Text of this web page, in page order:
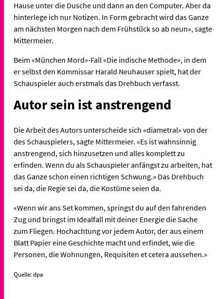
Hause unter die Dusche und dann an den Computer. Aber da
hinterlege ich nur Notizen. In Form gebracht wird das Ganze
am nächsten Morgen nach dem Frühstück so ab neun», sagte
Mittermeier.
Beim «München Mord»-Fall «Die indische Methode», in dem
er selbst den Kommissar Harald Neuhauser spielt, hat der
Schauspieler auch erstmals das Drehbuch verfasst.
Autor sein ist anstrengend
Die Arbeit des Autors unterscheide sich «diametral» von der
des Schauspielers, sagte Mittermeier. «Es ist wahnsinnig
anstrengend, sich hinzusetzen und alles komplett zu
erfinden. Wenn du als Schauspieler anfängst zu arbeiten, hat
das Ganze schon einen richtigen Schwung.» Das Drehbuch
sei da, die Regie sei da, die Kostüme seien da.
«Wenn wir ans Set kommen, springst du auf den fahrenden
Zug und bringst im Idealfall mit deiner Energie die Sache
zum Fliegen. Hochachtung vor jedem Autor, der aus einem
Blatt Papier eine Geschichte macht und erfindet, wie die
Personen, die Wohnungen, Requisiten et cetera aussehen.»
Quelle: dpa